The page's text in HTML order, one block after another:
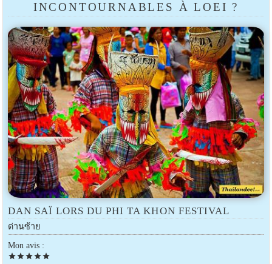
INCONTOURNABLES À LOEI ?
DAN SAÏ LORS DU PHI TA KHON FESTIVAL
ด่านซ้าย
Mon avis :
starstarstarstarstar